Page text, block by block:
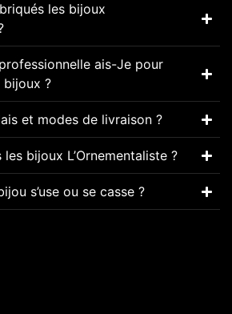
les bijoux
ais-Je pour
bijoux ?
et modes de livraison ?
bijoux L’Ornementaliste ?
s’use ou se casse ?